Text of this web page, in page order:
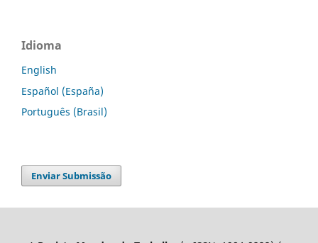
Idioma
English
Español (España)
Português (Brasil)
Enviar Submissão